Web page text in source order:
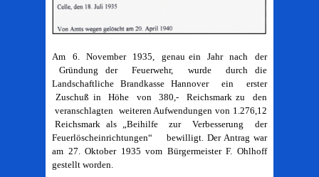
Am 6. November 1935, genau ein Jahr nach der
Gründung der Feuerwehr, wurde durch die
Landschaftliche Brandkasse Hannover ein erster
Zuschuß in Höhe von 380,- Reichsmark zu den
veranschlagten weiteren Aufwendungen von 1.276,12
Reichsmark als „Beihilfe zur Verbesserung der
Feuerlöscheinrichtungen“ bewilligt. Der Antrag war
am 27. Oktober 1935 vom Bürgermeister F. Ohlhoff
gestellt worden.